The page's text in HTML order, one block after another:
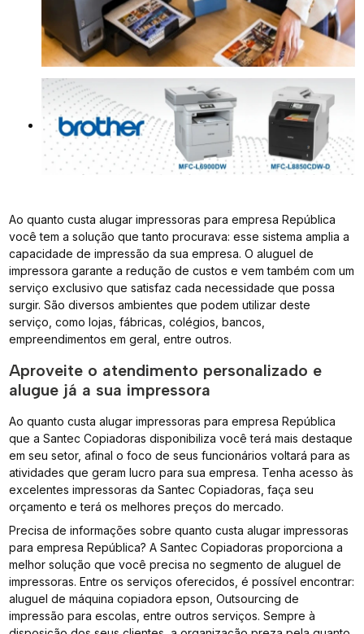
Ao quanto custa alugar impressoras para empresa República
você tem a solução que tanto procurava: esse sistema amplia a
capacidade de impressão da sua empresa. O aluguel de
impressora garante a redução de custos e vem também com um
serviço exclusivo que satisfaz cada necessidade que possa
surgir. São diversos ambientes que podem utilizar deste
serviço, como lojas, fábricas, colégios, bancos,
empreendimentos em geral, entre outros.
Aproveite o atendimento personalizado e
alugue já a sua impressora
Ao quanto custa alugar impressoras para empresa República
que a Santec Copiadoras disponibiliza você terá mais destaque
em seu setor, afinal o foco de seus funcionários voltará para as
atividades que geram lucro para sua empresa. Tenha acesso às
excelentes impressoras da Santec Copiadoras, faça seu
orçamento e terá os melhores preços do mercado.
Precisa de informações sobre quanto custa alugar impressoras
para empresa República? A Santec Copiadoras proporciona a
melhor solução que você precisa no segmento de aluguel de
impressoras. Entre os serviços oferecidos, é possível encontrar:
aluguel de máquina copiadora epson, Outsourcing de
impressão para escolas, entre outros serviços. Sempre à